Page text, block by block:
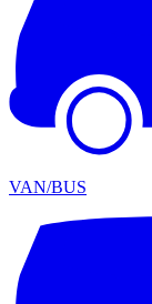
VAN/BUS